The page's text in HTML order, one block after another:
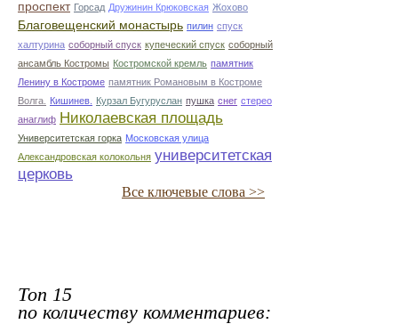
проспект Горсад Дружинин Крюковская Жохово
Благовещенский монастырь пилин спуск
халтурина соборный спуск купеческий спуск соборный
ансамбль Костромы Костромской кремль памятник
Ленину в Костроме памятник Романовым в Костроме
Волга.
Кишинев. Курзал Бугуруслан пушка снег стерео
анаглиф Николаевская площадь
Университетская горка Московская улица
Александровская колокольня университетская
церковь
Все ключевые слова >>
Топ 15
по количеству комментариев: